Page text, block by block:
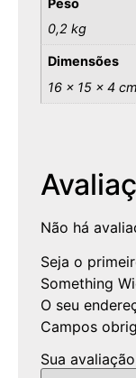
0,2 kg
Dimensões
16 × 15 × 4 cm
Não há
Seja o
Something
O seu
Campos
Sua avaliação